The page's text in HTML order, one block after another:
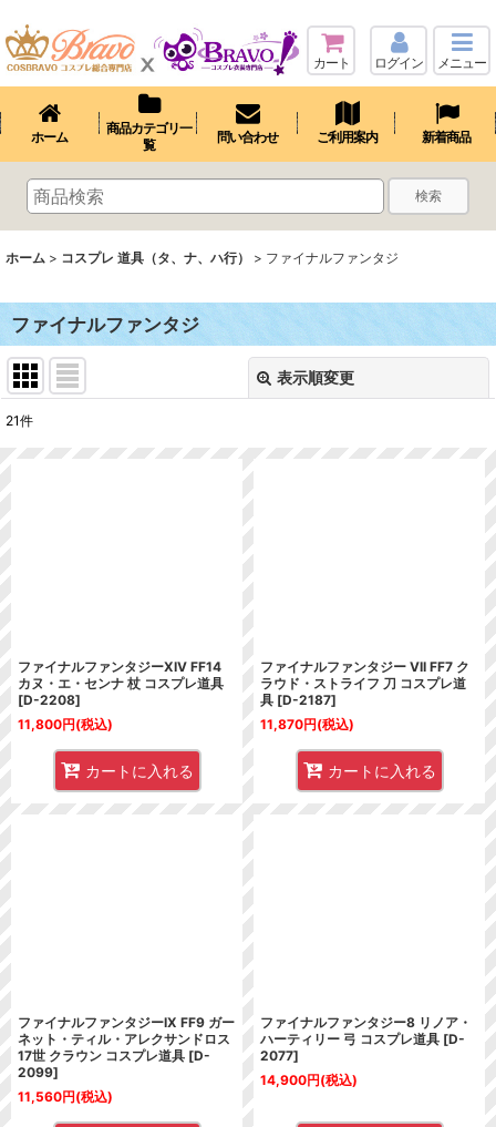
カート ログイン メニュー
ホーム
商品カテゴリ一
覧
問い合わせ ご利用案内 新着商品
検索
ホーム > コスプレ 道具（タ、ナ、ハ行） > ファイナルファンタジ
ファイナルファンタジ
表示順変更
21件
ファイナルファンタジーXIV FF14
カヌ・エ・センナ 杖 コスプレ道具
[D-2208]
11,800円(税込)
カートに入れる
ファイナルファンタジー VII FF7 ク
ラウド・ストライフ 刀 コスプレ道
具 [D-2187]
11,870円(税込)
カートに入れる
ファイナルファンタジーIX FF9 ガー
ネット・ティル・アレクサンドロス
17世 クラウン コスプレ道具 [D-
2099]
11,560円(税込)
ファイナルファンタジー8 リノア・
ハーティリー 弓 コスプレ道具 [D-
2077]
14,900円(税込)